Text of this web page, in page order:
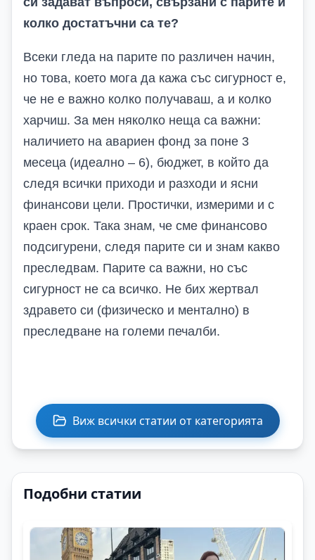
колко достатъчни са те?
Всеки гледа на парите по различен начин,
но това, което мога да кажа със сигурност е,
че не е важно колко получаваш, а и колко
харчиш. За мен няколко неща са важни:
наличието на авариен фонд за поне 3
месеца (идеално – 6), бюджет, в който да
следя всички приходи и разходи и ясни
финансови цели. Простички, измерими и с
краен срок. Така знам, че сме финансово
подсигурени, следя парите си и знам какво
преследвам. Парите са важни, но със
сигурност не са всичко. Не бих жертвал
здравето си (физическо и ментално) в
преследване на големи печалби.
Виж всички статии от категорията
Подобни статии